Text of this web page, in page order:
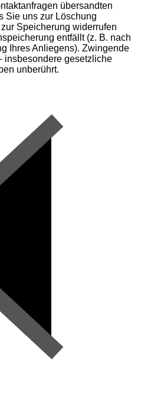
übersandten
Sie uns zur Löschung
Speicherung widerrufen
entfällt (z. B. nach
Ihres Anliegens). Zwingende
insbesondere gesetzliche
unberührt.